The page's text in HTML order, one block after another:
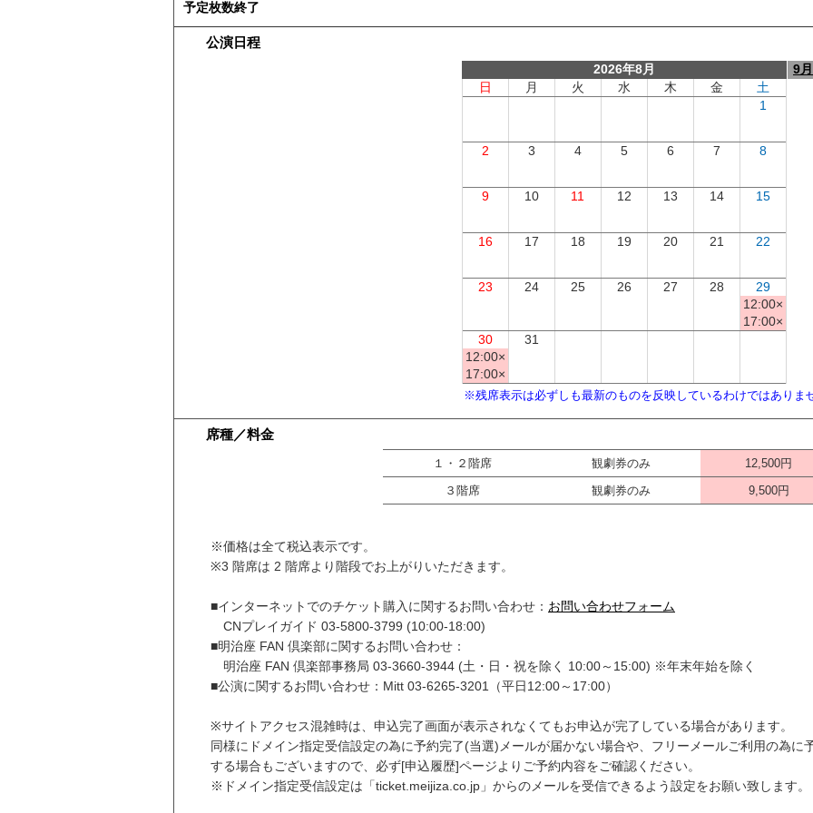
予定枚数終了
公演日程
2026年8月
9月
日
月 火 水 木 金
土
1
2 3 4 5 6 7 8
9 10 11 12 13 14 15
16 17 18 19 20 21 22
23 24 25 26 27 28
29
12:00×
17:00×
30
31
12:00×
17:00×
※残席表示は必ずしも最新のものを反映しているわけではありま
席種／料金
１・２階席 観劇券のみ
12,500円
３階席
観劇券のみ 9,500円
※価格は全て税込表示です。
※3 階席は 2 階席より階段でお上がりいただきます。
■インターネットでのチケット購入に関するお問い合わせ： お問い合わせフォーム
CNプレイガイド 03-5800-3799 (10:00-18:00)
■明治座 FAN 倶楽部に関するお問い合わせ：
明治座 FAN 倶楽部事務局 03-3660-3944 (土・日・祝を除く 10:00～15:00) ※年末年始を除く
■公演に関するお問い合わせ：Mitt 03-6265-3201（平日12:00～17:00）
※サイトアクセス混雑時は、申込完了画面が表示されなくてもお申込が完了している場合があります。
同様にドメイン指定受信設定の為に予約完了(当選)メールが届かない場合や、フリーメールご利用の為に
する場合もございますので、必ず[申込履歴]ページよりご予約内容をご確認ください。
※ドメイン指定受信設定は「ticket.meijiza.co.jp」からのメールを受信できるよう設定をお願い致します。